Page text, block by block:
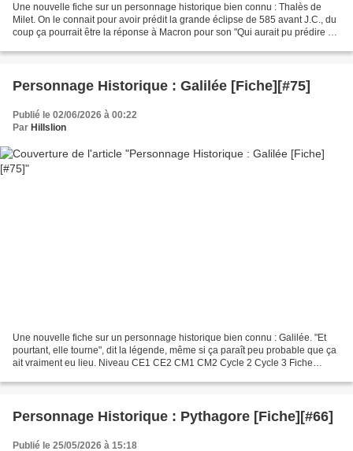
Une nouvelle fiche sur un personnage historique bien connu : Thalès de
Milet. On le connait pour avoir prédit la grande éclipse de 585 avant J.C., du
coup ça pourrait être la réponse à Macron pour son "Qui aurait pu prédire ?"
Personnage Historique : Galilée [Fiche][#75]
Publié le 02/06/2026 à 00:22
Par Hillslion
Une nouvelle fiche sur un personnage historique bien connu : Galilée. "Et
pourtant, elle tourne", dit la légende, même si ça paraît peu probable que ça
ait vraiment eu lieu. Niveau CE1 CE2 CM1 CM2 Cycle 2 Cycle 3 Fiche
Personnage Historique : Pythagore [Fiche][#66]
Publié le 25/05/2026 à 15:18